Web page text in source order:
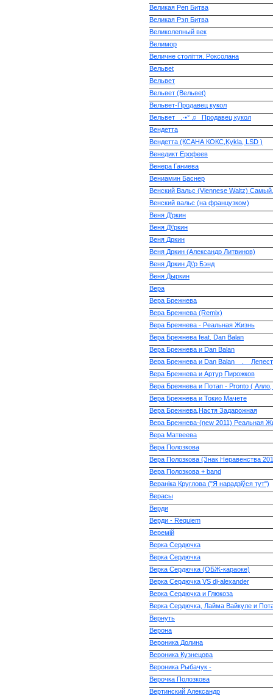
Великая Реп Битва
Великая Рэп Битва
Великолепный век
Велимор
Величне століття. Роксолана
Вельвеt
Вельвет
Вельвет (Вельвеt)
Вельвет-Продавец кукол
Вельвет_ .·•° ♫_ Продавец кукол
Вендетта
Вендетта (КСАНА КОКС,Kykla, LSD )
Венедикт Ерофеев
Венера Ганиева
Вениамин Баснер
Венский Вальс (Viennese Waltz)
Венский вальс (на французком)
Веня Д'ркин
Веня Д\'ркин
Веня Дркин
Веня Дркин (Александр Литвинов)
Веня Дркин Д\'р Бэнд
Веня Дыркин
Вера
Вера Брежнева
Вера Брежнева (Remix)
Вера Брежнева - Реальная Жизнь
Вера Брежнева feat. Dan Balan
Вера Брежнева и Dan Balan
Вера Брежнева и Dan Balan _ . _
Вера Брежнева и Артур Пирожков
Вера Брежнева и Потап - Pronto (
Вера Брежнева и Токио Мачете
Вера Брежнева,Настя Задарожная
Вера Брежнева-(new 2011) Реальная
Вера Матвеева
Вера Полозкова
Вера Полозкова (Знак Неравенства
Вера Полозкова + band
Вераніка Круглова ("Я нарадзіўся тут")
Верасы
Верди
Верди - Requiem
Веремій
Верка Сердючка
Верка Сердючка
Верка Сердючка (ОБЖ-караоке)
Верка Сердючка VS dj-alexander
Верка Сердючка и Глюкоза
Верка Сердючка, Лайма Вайкуле и
Вернуть
Верона
Вероника Долина
Вероника Кузнецова
Вероника Рыбачук -
Верочка Полозкова
Вертинский Александр